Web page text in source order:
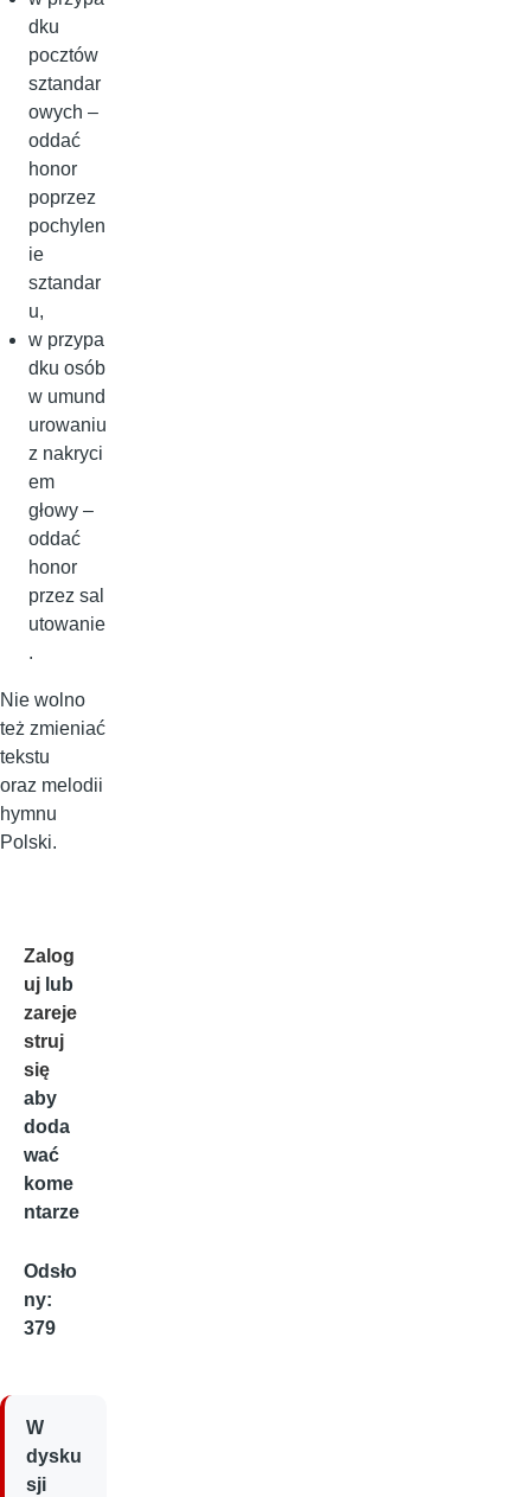
dku
pocztów
sztandar
owych –
oddać
honor
poprzez
pochylen
ie
sztandar
u,
w przypa
dku osób
w umund
urowaniu
z nakryci
em
głowy –
oddać
honor
przez sal
utowanie
.
Nie wolno
też zmieniać
tekstu
oraz melodii
hymnu
Polski.
Zalog
uj lub
zareje
struj
się
aby
doda
wać
kome
ntarze
Odsło
ny:
379
W
dysku
sji